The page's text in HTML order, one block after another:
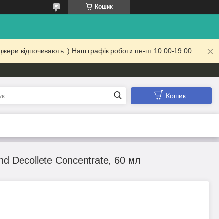
Кошик
відпочивають :) Наш графік роботи пн-пт 10:00-19:00
Кошик
Decollete Concentrate, 60 мл